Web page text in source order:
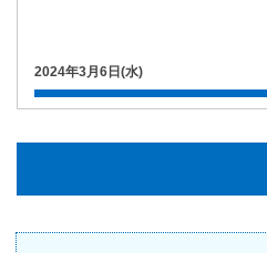
2024年3月6日(水)